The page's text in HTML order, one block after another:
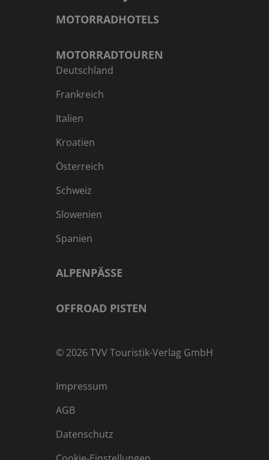
MOTORRADHOTELS
MOTORRADTOUREN
Deutschland
Frankreich
Italien
Kroatien
Österreich
Schweiz
Slowenien
Spanien
ALPENPÄSSE
OFFROAD PISTEN
© 2026TVV Touristik-Verlag GmbH
Impressum
AGB
Datenschutz